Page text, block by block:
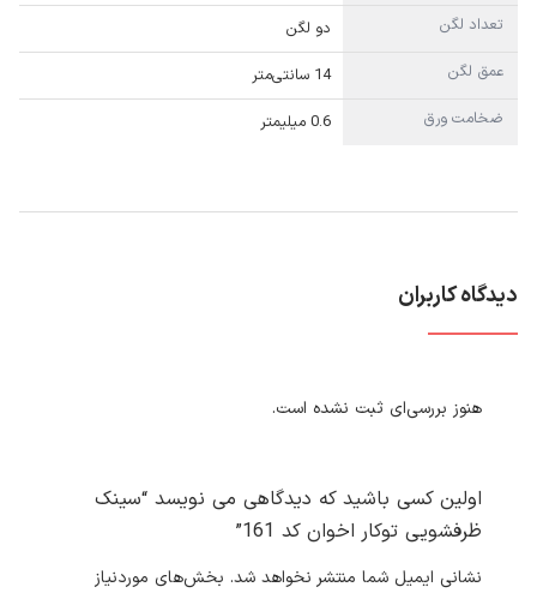
تعداد لگن
دو لگن
عمق لگن
14 سانتی‌متر
ضخامت ورق
0.6 میلیمتر
دیدگاه کاربران
هنوز بررسی‌ای ثبت نشده است.
اولین کسی باشید که دیدگاهی می نویسد “سینک
ظرفشویی توکار اخوان کد 161”
نشانی ایمیل شما منتشر نخواهد شد. بخش‌های موردنیاز